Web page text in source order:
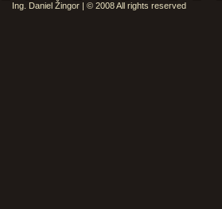
Ing. Daniel Žingor | © 2008 All rights reserved